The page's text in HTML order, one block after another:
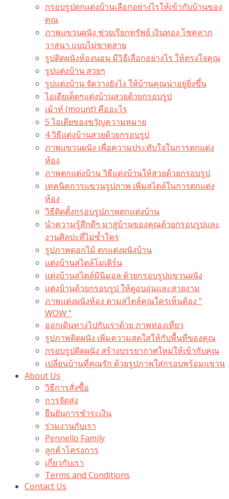
กรอบรูปตกแต่งบ้านเลือกอย่างไรให้เข้ากับบ้านของ
คุณ
ภาพแขวนผนัง ช่วยเรียกทรัพย์ เงินทอง โชคลาภ
วาสนา แบบไม่ขาดสาย
รูปติดผนังห้องนอน มีวิธีเลือกอย่างไร ให้ตรงใจคุณ
รูปแต่งบ้าน สวยๆ
รูปแต่งบ้าน จัดวางยังไง ให้บ้านคุณน่าอยู่ยิ่งขึ้น
ไอเดียเด็ดๆแต่งบ้านสวยด้วยกรอบรูป
เม้าท์ (mount) คืออะไร​
5 ไอเดียของขวัญความหมาย
4 วิธีแต่งบ้านสวยด้วยกรอบรูป
ภาพแขวนผนัง เพื่อความประทับใจในการตกแต่ง
ห้อง
ภาพตกแต่งบ้าน วิธีแต่งบ้านให้สวยด้วยกรอบรูป
เทคนิคการแขวนรูปภาพ เพิ่มสไตล์ในการตกแต่ง
ห้อง
วิธีติดตั้งกรอบรูปภาพตกแต่งบ้าน
นำความรู้สึกดีๆ มาสู่บ้านของคุณด้วยกรอบรูปและ
งานศิลปะที่ไม่ซ้ำใคร
รูปภาพดอกไม้ ตกแต่งผนังบ้าน
แต่งบ้านสไตล์โมเดิร์น
แต่งบ้านสไตล์มินิมอล ด้วยกรอบรูปแขวนผนัง
แต่งบ้านด้วยกรอบรูป ให้ดูอบอุ่นและสวยงาม
ภาพแต่งผนังห้อง ตามสไตล์คุณใครเห็นต้อง ”
WOW “
ออกเดินทางไปกับเราด้วย ภาพท่องเที่ยว
รูปภาพติดผนัง เพิ่มความสดใสให้กับพื้นที่ของคุณ
กรอบรูปติดผนัง สร้างบรรยากาศใหม่ให้เข้ากับคุณ
เปลี่ยนบ้านที่คุณรัก ด้วยรูปภาพใส่กรอบพร้อมแขวน​
About Us
วิธีการสั่งซื้อ
การจัดส่ง
ยืนยันการชำระเงิน
ร่วมงานกับเรา
Pennello Family
ลูกค้าโครงการ
เกี่ยวกับเรา
Terms and Conditions
Contact Us